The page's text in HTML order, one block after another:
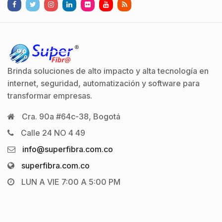
Brinda soluciones de alto impacto y alta tecnología en
internet, seguridad, automatización y software para
transformar empresas.
Cra. 90a #64c-38, Bogotá
Calle 24 NO 4 49
info@superfibra.com.co
superfibra.com.co
LUN A VIE 7:00 A 5:00 PM